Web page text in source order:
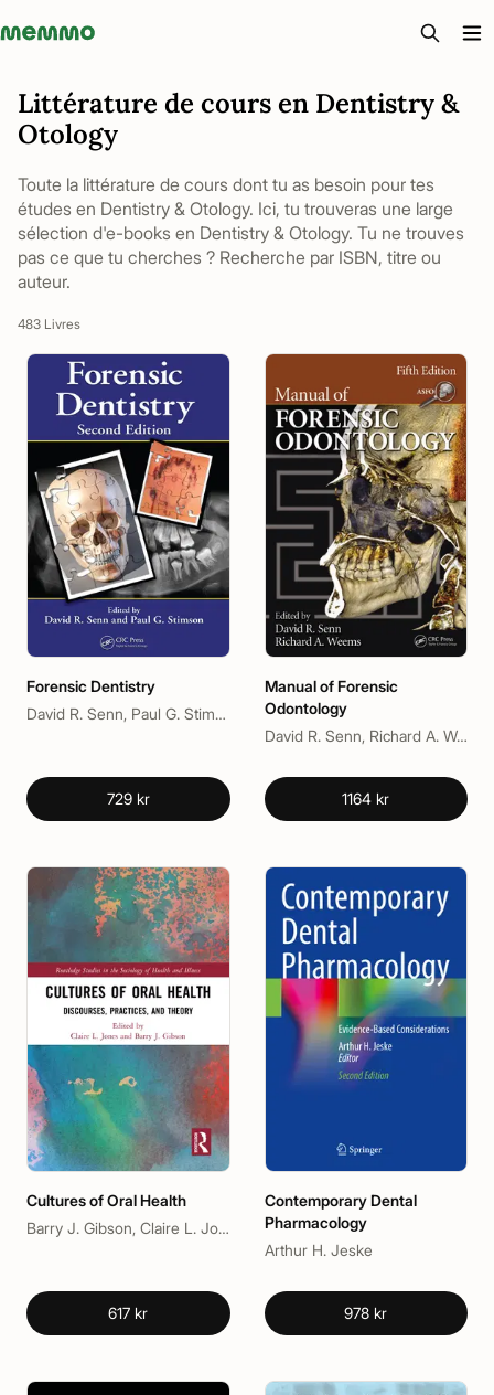
Memmo - AI-verktyg och digital kurslitteratur
Littérature de cours en Dentistry &
Otology
Toute la littérature de cours dont tu as besoin pour tes
études en Dentistry & Otology. Ici, tu trouveras une large
sélection d'e-books en Dentistry & Otology. Tu ne trouves
pas ce que tu cherches ? Recherche par ISBN, titre ou
auteur.
483 Livres
Forensic Dentistry
David R. Senn, Paul G. Stimson
729 kr
Manual of Forensic
Odontology
David R. Senn, Richard A. Weems
1164 kr
Cultures of Oral Health
Barry J. Gibson, Claire L. Jones
617 kr
Contemporary Dental
Pharmacology
Arthur H. Jeske
978 kr